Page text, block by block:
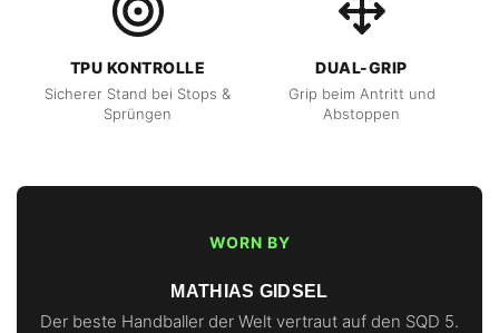
TPU KONTROLLE
Sicherer Stand bei Stops &
Sprüngen
DUAL-GRIP
Grip beim Antritt und
Abstoppen
WORN BY
MATHIAS GIDSEL
Der beste Handballer der Welt vertraut auf den SQD 5.